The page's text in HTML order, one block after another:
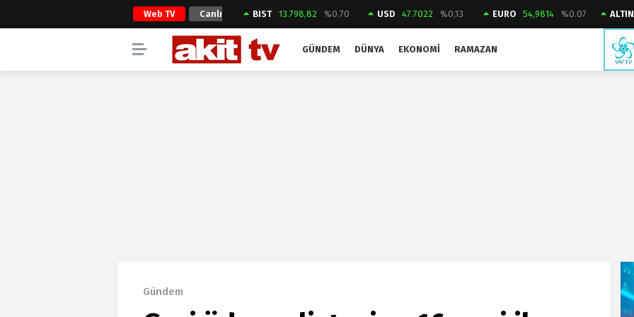
Web TV Canlı
Yayın
BIST 13.798,82 %0.70 USD 47.7022 %0,13 EURO 54,9814 %0.07 ALTIN
GÜNDEM DÜNYA EKONOMI RAMAZAN
Gündem